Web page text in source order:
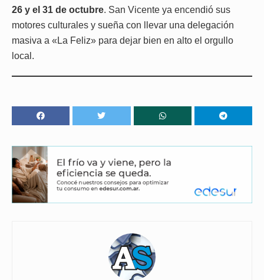
26 y el 31 de octubre. San Vicente ya encendió sus
motores culturales y sueña con llevar una delegación
masiva a «La Feliz» para dejar bien en alto el orgullo
local.